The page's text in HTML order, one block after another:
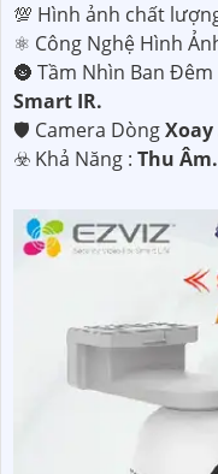
💯 Hình ảnh chất
⚛️ Công Nghệ Hình
🌚 Tầm Nhìn Ban Đêm
Smart IR.
🛡 Camera DòngXoay
️☣️ Khả Năng : Thu Âm.